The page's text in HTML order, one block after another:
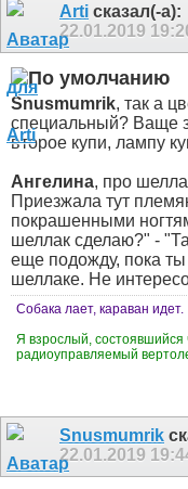
Arti сказал(-а):
22.01.2019
Snusmumrik, так а
специальный? Ваще
второе купи, лампу
Ангелина, про
Приезжала тут
покрашенными
шеллак сделаю?" -
еще подожду, пока
шеллаке. Не
Собака лает, караван идет.
Я взрослый, состоявшийся
радиоуправляемый
Snusmumrik
22.01.2019